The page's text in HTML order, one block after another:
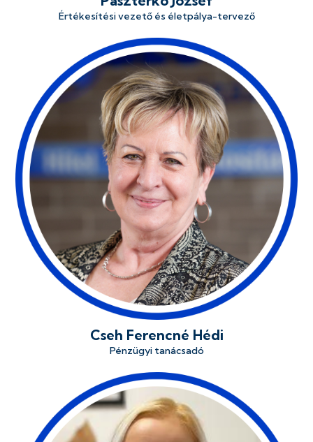
Értékesítési vezető és életpálya-tervező
Cseh Ferencné Hédi
Pénzügyi tanácsadó